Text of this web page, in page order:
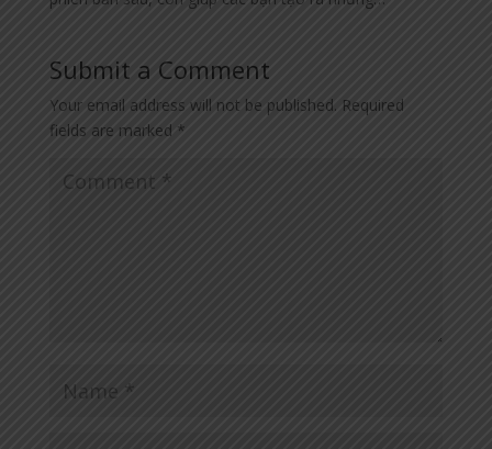
Submit a Comment
Your email address will not be published. Required
fields are marked *